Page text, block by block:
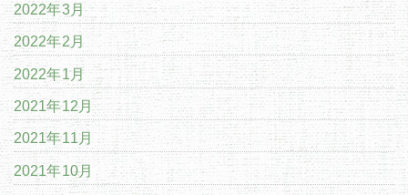
2022年3月
2022年2月
2022年1月
2021年12月
2021年11月
2021年10月